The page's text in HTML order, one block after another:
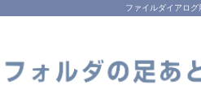
ファイルダイアログ